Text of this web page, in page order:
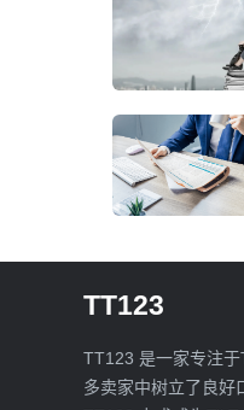
TT123
TT123 是一家专注
多卖家中树立了良好